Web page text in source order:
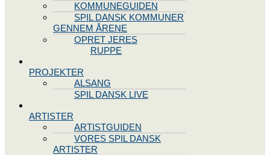
KOMMUNEGUIDEN
SPIL DANSK KOMMUNER
GENNEM ÅRENE
OPRET JERES
STYREGRUPPE
PROJEKTER
ALSANG
SPIL DANSK LIVE
ARTISTER
ARTISTGUIDEN
VORES SPIL DANSK
ARTISTER